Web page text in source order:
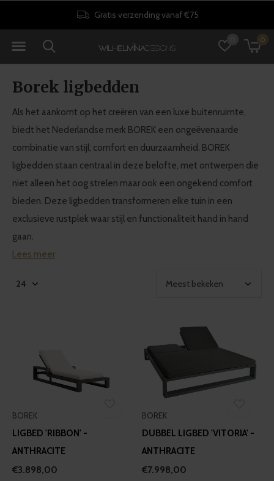
0
Gratis verzending vanaf €75
Borek ligbedden
Als het aankomt op het creëren van een luxe buitenruimte,
biedt het Nederlandse merk BOREK een ongeëvenaarde
combinatie van stijl, comfort en duurzaamheid. BOREK
ligbedden staan centraal in deze belofte, met ontwerpen die
niet alleen het oog strelen maar ook een ongekend comfort
bieden. Deze ligbedden transformeren elke tuin in een
exclusieve rustplek waar stijl en functionaliteit hand in hand
gaan.
Lees meer
BOREK
LIGBED 'RIBBON' -
ANTHRACITE
€3.898,00
BOREK
DUBBEL LIGBED 'VITORIA' -
ANTHRACITE
€7.998,00